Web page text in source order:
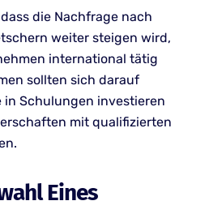
die Nachfrage nach
weiter steigen wird,
international tätig
sollten sich darauf
in Schulungen investieren
mit qualifizierten
Eines